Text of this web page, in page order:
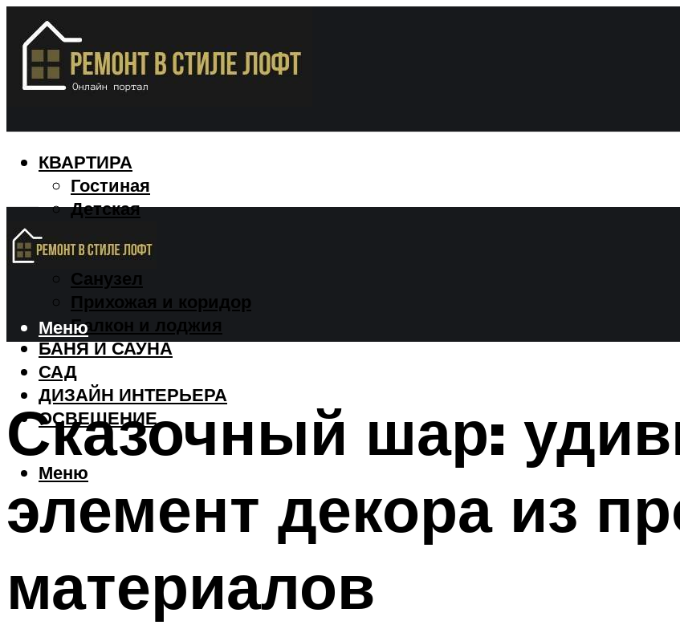
КВАРТИРА
Гостиная
Детская
Спальня
Санузел
Прихожая и коридор
Балкон и лоджия
БАНЯ И САУНА
САД
ДИЗАЙН ИНТЕРЬЕРА
ОСВЕЩЕНИЕ
Меню
Меню
Сказочный шар:
элемент декора из
материалов